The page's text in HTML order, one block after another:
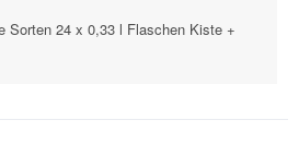
Sorten 24 x 0,33 l Flaschen Kiste +